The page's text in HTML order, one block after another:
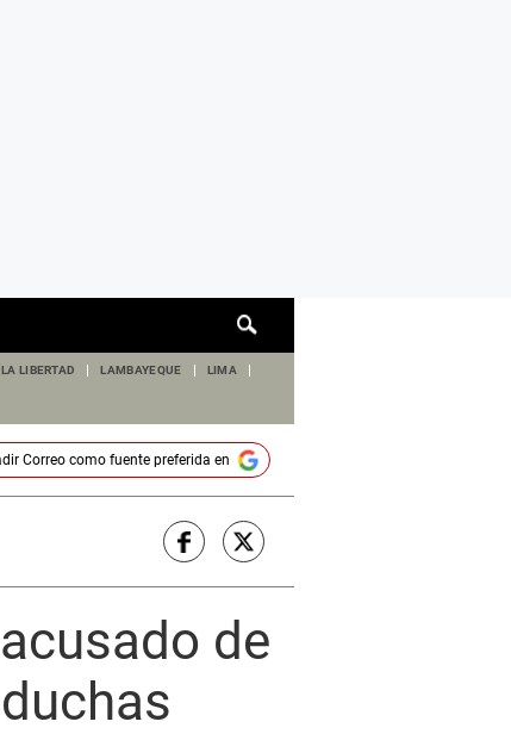
de
LA LIBERTAD LAMBAYEQUE LIMA
Correocomo fuente preferida en
de